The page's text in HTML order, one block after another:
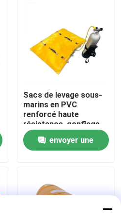
mer
les navires
Sacs de levage sous-
marins en PVC
renforcé haute
résistance, gonflage
facile
envoyer une